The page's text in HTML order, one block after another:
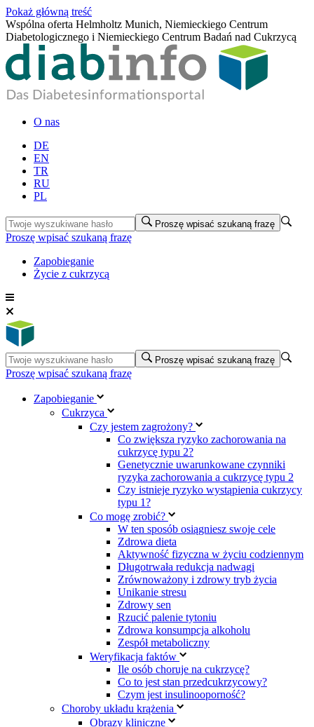
Pokaż główną treść
Wspólna oferta Helmholtz Munich, Niemieckiego Centrum
Diabetologicznego i Niemieckiego Centrum Badań nad Cukrzycą
O nas
DE
EN
TR
RU
PL
Proszę wpisać szukaną frazę
Proszę wpisać szukaną frazę
Zapobieganie
Życie z cukrzycą
Proszę wpisać szukaną frazę
Proszę wpisać szukaną frazę
Zapobieganie
Cukrzyca
Czy jestem zagrożony?
Co zwiększa ryzyko zachorowania na
cukrzycę typu 2?
Genetycznie uwarunkowane czynniki
ryzyka zachorowania a cukrzycę typu 2
Czy istnieje ryzyko wystąpienia cukrzycy
typu 1?
Co mogę zrobić?
W ten sposób osiągniesz swoje cele
Zdrowa dieta
Aktywność fizyczna w życiu codziennym
Długotrwała redukcja nadwagi
Zrównoważony i zdrowy tryb życia
Unikanie stresu
Zdrowy sen
Rzucić palenie tytoniu
Zdrowa konsumpcja alkoholu
Zespół metaboliczny
Weryfikacja faktów
Ile osób choruje na cukrzycę?
Co to jest stan przedcukrzycowy?
Czym jest insulinooporność?
Choroby układu krążenia
Obrazy kliniczne